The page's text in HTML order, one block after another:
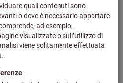
In solchen Fällen kann eine
Lösung für Sie sein.
schließlich passend
Weise lässt sich ein und
mehrerer